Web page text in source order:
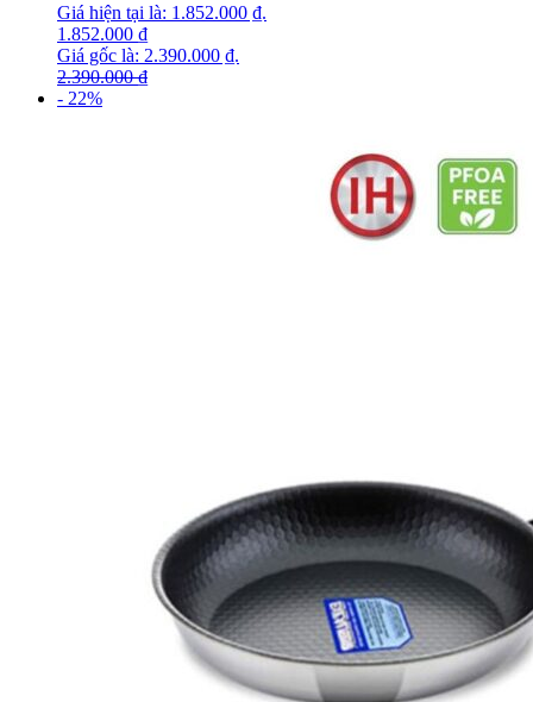
2.390.000₫
Giá gốc là: 2.390.000 ₫.
1.852.000 ₫
Giá hiện tại là: 1.852.000 ₫.
- 22%